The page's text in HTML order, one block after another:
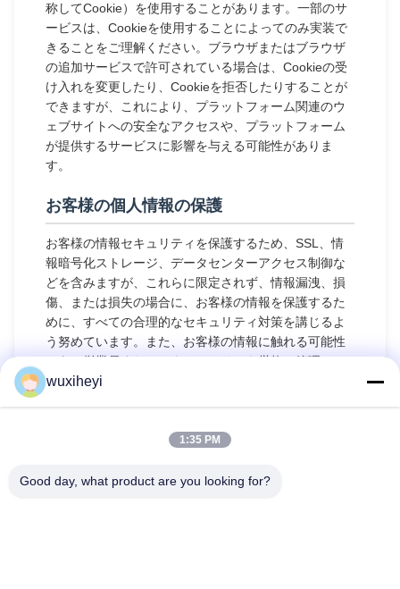
称してCookie）を使用することがあります。一部のサ
ービスは、Cookieを使用することによってのみ実装で
きることをご理解ください。ブラウザまたはブラウザ
の追加サービスで許可されている場合は、Cookieの受
け入れを変更したり、Cookieを拒否したりすることが
できますが、これにより、プラットフォーム関連のウ
ェブサイトへの安全なアクセスや、プラットフォーム
が提供するサービスに影響を与える可能性がありま
す。
お客様の個人情報の保護
お客様の情報セキュリティを保護するため、SSL、情
報暗号化ストレージ、データセンターアクセス制御な
どを含みますが、これらに限定されず、情報漏洩、損
傷、または損失の場合に、お客様の情報を保護するた
めに、すべての合理的なセキュリティ対策を講じるよ
う努めています。また、お客様の情報に触れる可能性
のある従業員またはアウトソーサーを厳格に管理して
おり、これには、秘密保持契約の締結、職位に応じた
wuxiheyi
1:35 PM
Good day, what product are you looking for?